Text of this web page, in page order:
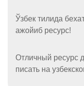
Ўзбек тилида
ажойиб ресурс!
Отличный ресурс
писать на